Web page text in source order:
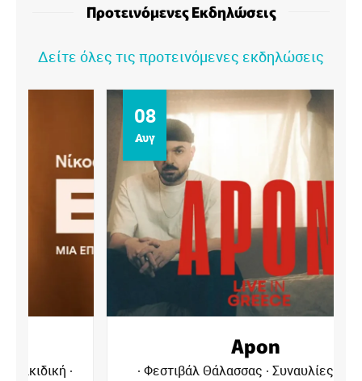
Προτεινόμενες Εκδηλώσεις
Δείτε όλες τις προτεινόμενες εκδηλώσεις
Φεστιβάλ Θάλασσας Συναυλίες - Live -